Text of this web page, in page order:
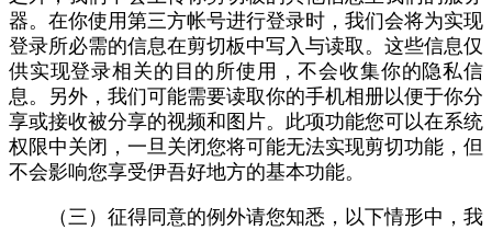
器。在你使用第三方帐号进行登录时，我们会将为实现
登录所必需的信息在剪切板中写入与读取。这些信息仅
供实现登录相关的目的所使用，不会收集你的隐私信
息。另外，我们可能需要读取你的手机相册以便于你分
享或接收被分享的视频和图片。此项功能您可以在系统
权限中关闭，一旦关闭您将可能无法实现剪切功能，但
不会影响您享受伊吾好地方的基本功能。
（三）征得同意的例外请您知悉，以下情形中，我